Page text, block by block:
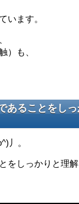
います。
）も、
あることをし
丿。
をしっかりと理